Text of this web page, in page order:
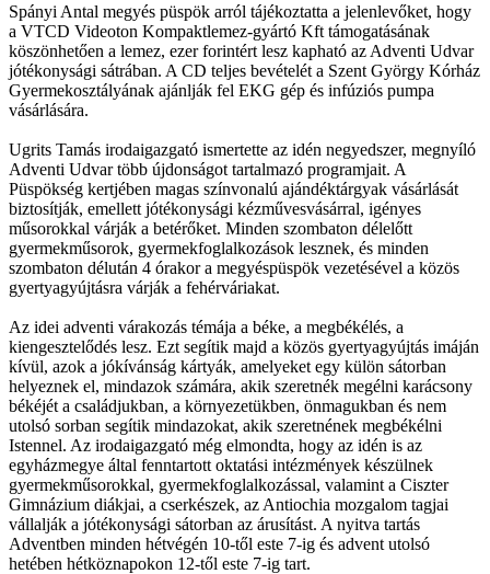
Spányi Antal megyés püspök arról tájékoztatta a jelenlevőket, hogy
a VTCD Videoton Kompaktlemez-gyártó Kft támogatásának
köszönhetően a lemez, ezer forintért lesz kapható az Adventi Udvar
jótékonysági sátrában. A CD teljes bevételét a Szent György Kórház
Gyermekosztályának ajánlják fel EKG gép és infúziós pumpa
vásárlására.
Ugrits Tamás irodaigazgató ismertette az idén negyedszer, megnyíló
Adventi Udvar több újdonságot tartalmazó programjait. A
Püspökség kertjében magas színvonalú ajándéktárgyak vásárlását
biztosítják, emellett jótékonysági kézművesvásárral, igényes
műsorokkal várják a betérőket. Minden szombaton délelőtt
gyermekműsorok, gyermekfoglalkozások lesznek, és minden
szombaton délután 4 órakor a megyéspüspök vezetésével a közös
gyertyagyújtásra várják a fehérváriakat.
Az idei adventi várakozás témája a béke, a megbékélés, a
kiengesztelődés lesz. Ezt segítik majd a közös gyertyagyújtás imáján
kívül, azok a jókívánság kártyák, amelyeket egy külön sátorban
helyeznek el, mindazok számára, akik szeretnék megélni karácsony
békéjét a családjukban, a környezetükben, önmagukban és nem
utolsó sorban segítik mindazokat, akik szeretnének megbékélni
Istennel. Az irodaigazgató még elmondta, hogy az idén is az
egyházmegye által fenntartott oktatási intézmények készülnek
gyermekműsorokkal, gyermekfoglalkozással, valamint a Ciszter
Gimnázium diákjai, a cserkészek, az Antiochia mozgalom tagjai
vállalják a jótékonysági sátorban az árusítást. A nyitva tartás
Adventben minden hétvégén 10-től este 7-ig és advent utolsó
hetében hétköznapokon 12-től este 7-ig tart.